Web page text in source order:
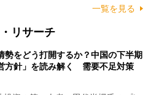
一覧を見る
リサーチ
勢をどう打開するか？中国の下半期
方針」を読み解く 需要不足対策